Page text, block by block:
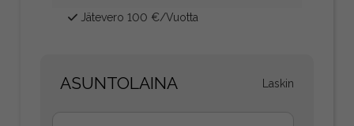
Jätevero 100 €/Vuotta
ASUNTOLAINA Laskin